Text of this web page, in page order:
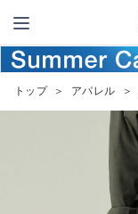
トップ ＞ アパレル ＞